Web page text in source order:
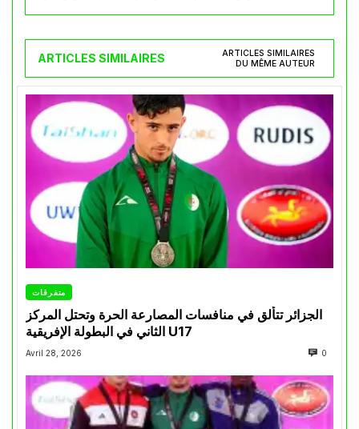
ARTICLES SIMILAIRES
ARTICLES SIMILAIRES
DU MÊME AUTEUR
متفرقات
الجزائر تتألق في منافسات المصارعة الحرة وتحتل المركز
الثاني في البطولة الإفريقية U17
Avril 28, 2026 0